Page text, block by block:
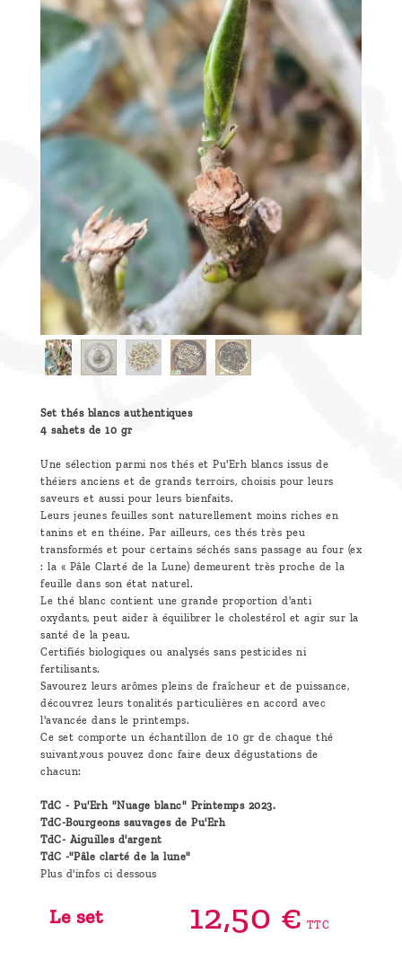
Pu'Erh
Comment
votre thé
Contactez-
Set thés blancs authentiques
4 sahets de 10 gr
Une sélection parmi nos thés et Pu'Erh blancs issus de
théiers anciens et de grands terroirs, choisis pour leurs
saveurs et aussi pour leurs bienfaits.
Leurs jeunes feuilles sont naturellement moins riches en
tanins et en théine. Par ailleurs, ces thés très peu
transformés et pour certains séchés sans passage au four (ex
: la « Pâle Clarté de la Lune) demeurent très proche de la
feuille dans son état naturel.
Le thé blanc contient une grande proportion d'anti
oxydants, peut aider à équilibrer le cholestérol et agir sur la
santé de la peau.
Certifiés biologiques ou analysés sans pesticides ni
fertilisants.
Savourez leurs arômes pleins de fraîcheur et de puissance,
découvrez leurs tonalités particulières en accord avec
l'avancée dans le printemps.
Ce set comporte un échantillon de 10 gr de chaque thé
suivant,vous pouvez donc faire deux dégustations de
chacun:
TdC - Pu'Erh "Nuage blanc" Printemps 2023.
TdC-Bourgeons sauvages de Pu'Erh
TdC- Aiguilles d'argent
TdC -"Pâle clarté de la lune"
Plus d'infos ci dessous
Le set 12,50 € TTC